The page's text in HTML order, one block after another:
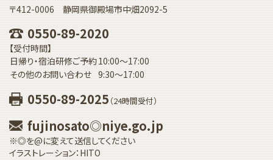
〒412-0006 静岡県御殿場市中畑2092-5
0550-89-2020
【受付時間】
日帰り・宿泊研修ご予約10:00〜17:00
その他のお問い合わせ 9:30〜17:00
0550-89-2025 （24時間受付）
fujinosato◎niye.go.jp
※◎を@に変えて送信してください
イラストレーション：HITO